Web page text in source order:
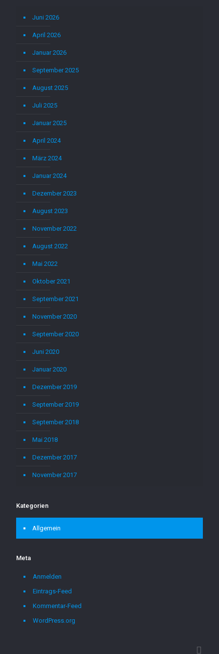
Juni 2026
April 2026
Januar 2026
September 2025
August 2025
Juli 2025
Januar 2025
April 2024
März 2024
Januar 2024
Dezember 2023
August 2023
November 2022
August 2022
Mai 2022
Oktober 2021
September 2021
November 2020
September 2020
Juni 2020
Januar 2020
Dezember 2019
September 2019
September 2018
Mai 2018
Dezember 2017
November 2017
Kategorien
Allgemein
Meta
Anmelden
Eintrags-Feed
Kommentar-Feed
WordPress.org